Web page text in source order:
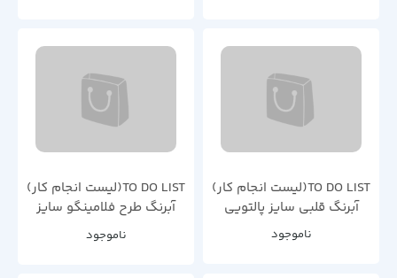
TO DO LIST(لیست انجام کار)
آبرنگ قلبی سایز پالتویی
ناموجود
TO DO LIST(لیست انجام کار)
آبرنگ طرح فلامینگو سایز
پالتویی
ناموجود